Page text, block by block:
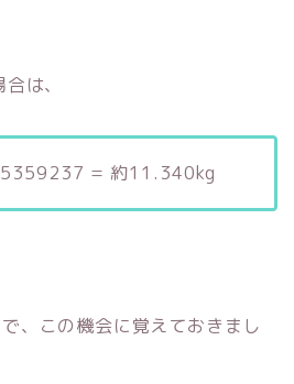
は、
= 約11.340kg
、この機会に覚えておきまし